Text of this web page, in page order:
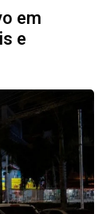
em
e